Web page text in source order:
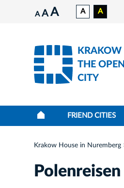
A A A A A
KRAKOW
THE OPEN
CITY
FRIEND CITIES
Krakow House in Nuremberg
Polenreisen